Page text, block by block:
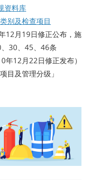
资料库
别及检查项目
12月19日修正公布，施
30、45、46条
年12月22日修正发布）
目及管理分级」